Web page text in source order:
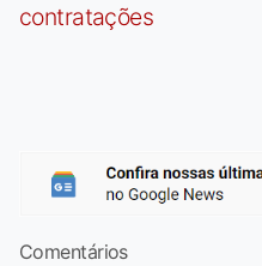
contratações
Comentários